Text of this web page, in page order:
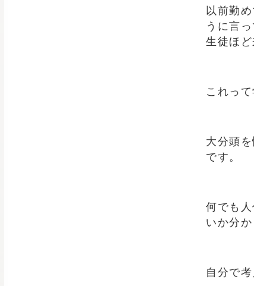
以前勤
うに言
生徒ほ
これっ
大分頭
です。
何でも
いか分
自分で